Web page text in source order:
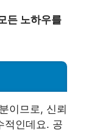
든 노하우를
이므로, 신뢰
적인데요. 공